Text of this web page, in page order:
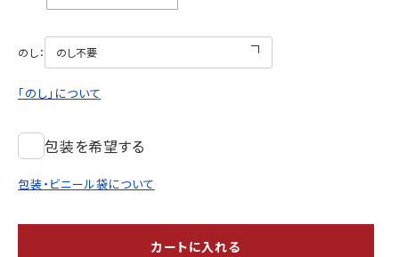
のし：
「のし」について
包装を希望する
包装・ビニール袋について
カートに入れる